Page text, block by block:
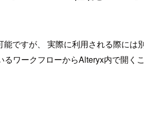
ですが、 実際に利用される際に
ワークフローからAlteryx内で開